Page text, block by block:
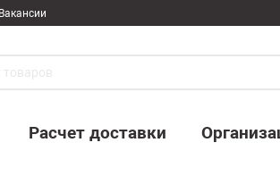
Вакансии
Расчет доставки